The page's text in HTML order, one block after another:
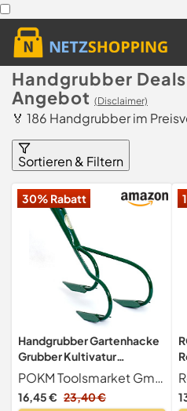
Handgrubber
Angebot (Disclaimer)
🏅 186 Handgrubber im
Sortieren & Filtern
30% Rabatt
Handgrubber Gartenhacke
Grubber Kultivatur
Bodenlüfter Hacke
Handpflug 3 Schar 150 mm
breit K_31
POKM Toolsmarket GmbH
16,45 € 23,40 €